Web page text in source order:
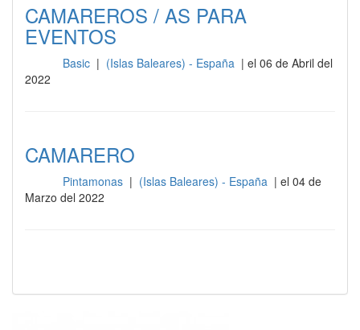
CAMAREROS / AS PARA
EVENTOS
Basic | (Islas Baleares) - España | el 06 de Abril del
2022
CAMARERO
Pintamonas | (Islas Baleares) - España | el 04 de
Marzo del 2022